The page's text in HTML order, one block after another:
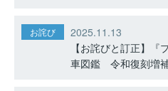
お詫び
2025.11.13
【お詫びと訂正】『
車図鑑 令和復刻増補